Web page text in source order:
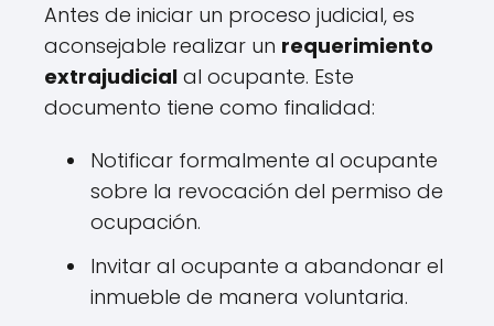
Antes de iniciar un proceso judicial, es
aconsejable realizar un requerimiento
extrajudicial al ocupante. Este
documento tiene como finalidad:
Notificar formalmente al ocupante
sobre la revocación del permiso de
ocupación.
Invitar al ocupante a abandonar el
inmueble de manera voluntaria.